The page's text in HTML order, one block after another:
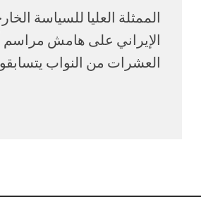
الممثلة العليا للسياسة
الإيراني على هامش مراسم
العشرات من النواب